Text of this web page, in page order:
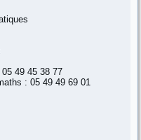
49 45 38 77
: 05 49 49 69 01